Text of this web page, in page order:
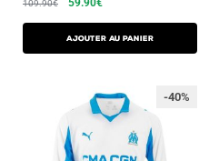
109.90€
AJOUTER AU PANIER
-40%